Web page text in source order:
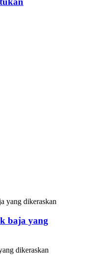
baja yang
dikeraskan